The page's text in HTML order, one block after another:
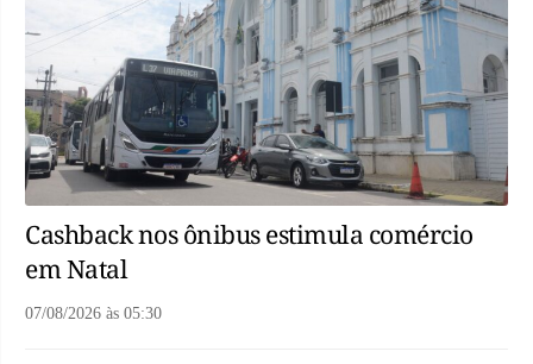
Cashback nos ônibus estimula comércio
em Natal
07/08/2026 às 05:30